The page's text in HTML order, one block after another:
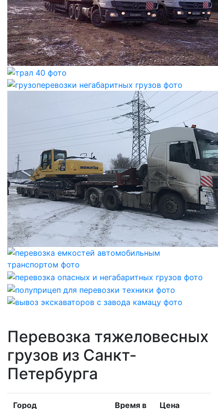
Перевозка тяжеловесных
грузов из Санкт-
Петербурга
Город Время в Цена